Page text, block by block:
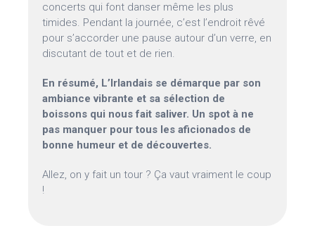
concerts qui font danser même les plus
timides. Pendant la journée, c’est l’endroit rêvé
pour s’accorder une pause autour d’un verre, en
discutant de tout et de rien.
En résumé, L’Irlandais se démarque par son
ambiance vibrante et sa sélection de
boissons qui nous fait saliver. Un spot à ne
pas manquer pour tous les aficionados de
bonne humeur et de découvertes.
Allez, on y fait un tour ? Ça vaut vraiment le coup
!